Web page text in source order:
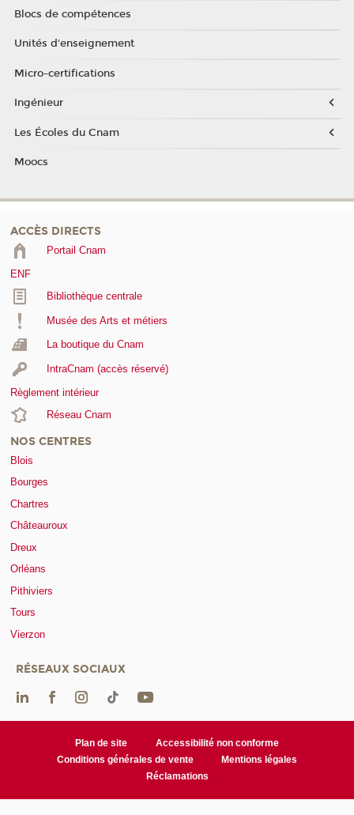
Blocs de compétences
Unités d'enseignement
Micro-certifications
Ingénieur
Les Écoles du Cnam
Moocs
ACCÈS DIRECTS
Portail Cnam
ENF
Bibliothèque centrale
Musée des Arts et métiers
La boutique du Cnam
IntraCnam (accès réservé)
Règlement intérieur
Réseau Cnam
NOS CENTRES
Blois
Bourges
Chartres
Châteauroux
Dreux
Orléans
Pithiviers
Tours
Vierzon
RÉSEAUX SOCIAUX
Plan de site
Accessibilité non conforme
Conditions générales de vente
Mentions légales
Réclamations